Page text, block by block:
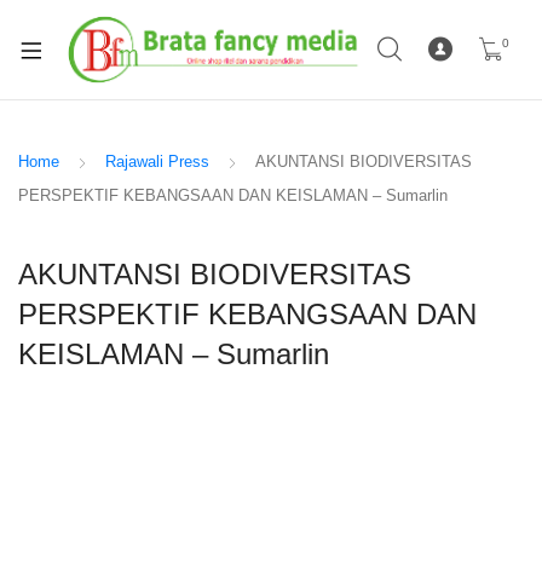
0
Home Rajawali Press
AKUNTANSI BIODIVERSITAS
PERSPEKTIF KEBANGSAAN DAN KEISLAMAN – Sumarlin
AKUNTANSI BIODIVERSITAS
PERSPEKTIF KEBANGSAAN DAN
KEISLAMAN – Sumarlin